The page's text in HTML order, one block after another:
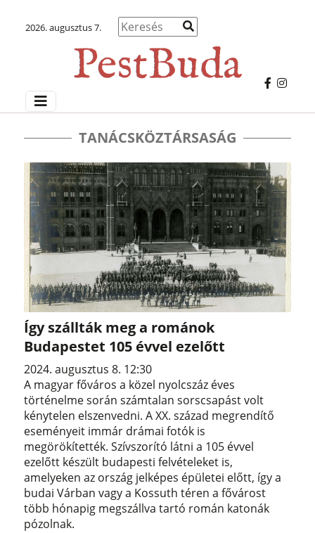
2026. augusztus 7.
TANÁCSKÖZTÁRSASÁG
Így szállták meg a románok
Budapestet 105 évvel ezelőtt
2024. augusztus 8. 12:30
A magyar főváros a közel nyolcszáz éves
történelme során számtalan sorscsapást volt
kénytelen elszenvedni. A XX. század megrendítő
eseményeit immár drámai fotók is
megörökítették. Szívszorító látni a 105 évvel
ezelőtt készült budapesti felvételeket is,
amelyeken az ország jelképes épületei előtt, így a
budai Várban vagy a Kossuth téren a fővárost
több hónapig megszállva tartó román katonák
pózolnak.